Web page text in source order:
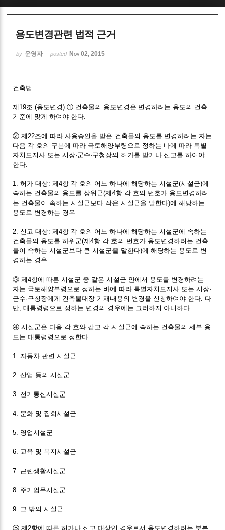
용도변경관련 법적 근거
by 운영자 posted Nov 02, 2015
건축법
제19조 (용도변경) ① 건축물의 용도변경은 변경하려는 용도의 건축
기준에 맞게 하여야 한다.
② 제22조에 따라 사용승인을 받은 건축물의 용도를 변경하려는 자는
다음 각 호의 구분에 따라 국토해양부령으로 정하는 바에 따라 특별
자치도지사 또는 시장·군수·구청장의 허가를 받거나 신고를 하여야
한다.
1. 허가 대상: 제4항 각 호의 어느 하나에 해당하는 시설군(시설군)에
속하는 건축물의 용도를 상위군(제4항 각 호의 번호가 용도변경하려
는 건축물이 속하는 시설군보다 작은 시설군을 말한다)에 해당하는
용도로 변경하는 경우
2. 신고 대상: 제4항 각 호의 어느 하나에 해당하는 시설군에 속하는
건축물의 용도를 하위군(제4항 각 호의 번호가 용도변경하려는 건축
물이 속하는 시설군보다 큰 시설군을 말한다)에 해당하는 용도로 변
경하는 경우
③ 제4항에 따른 시설군 중 같은 시설군 안에서 용도를 변경하려는
자는 국토해양부령으로 정하는 바에 따라 특별자치도지사 또는 시장·
군수·구청장에게 건축물대장 기재내용의 변경을 신청하여야 한다. 다
만, 대통령령으로 정하는 변경의 경우에는 그러하지 아니하다.
④ 시설군은 다음 각 호와 같고 각 시설군에 속하는 건축물의 세부 용
도는 대통령령으로 정한다.
1. 자동차 관련 시설군
2. 산업 등의 시설군
3. 전기통신시설군
4. 문화 및 집회시설군
5. 영업시설군
6. 교육 및 복지시설군
7. 근린생활시설군
8. 주거업무시설군
9. 그 밖의 시설군
⑤ 제2항에 따른 허가나 신고 대상인 경우로서 용도변경하려는 부분
Sketchbook5, 스케치북5
Sketchbook5, 스케치북5